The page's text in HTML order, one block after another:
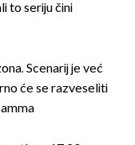
to seriju čini
Scenarij je već
će se razveseliti